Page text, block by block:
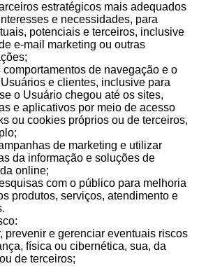
estratégicos mais adequados
e necessidades, para
potenciais e terceiros, inclusive
e-mail marketing ou outras
comportamentos de navegação e o
e clientes, inclusive para
o Usuário chegou até os sites,
e aplicativos por meio de acesso
ou cookies próprios ou de terceiros,
de marketing e utilizar
da informação e soluções de
online;
com o público para melhoria
produtos, serviços, atendimento e
prevenir e gerenciar eventuais riscos
física ou cibernética, sua, da
de terceiros;